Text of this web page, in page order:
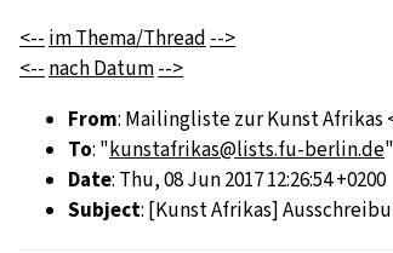
<-- im Thema/Thread -->
<-- nach Datum-->
From: Mailingliste zur Kunst Afrikas
To: "kunstafrikas@lists.fu-berlin.de
Date: Thu, 08 Jun 2017 12:26:54 +0200
Subject: [Kunst Afrikas]